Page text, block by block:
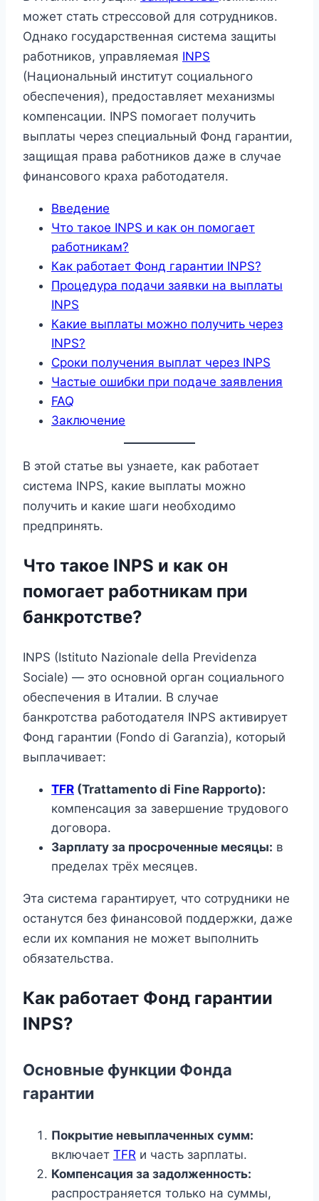
может стать стрессовой для сотрудников.
Однако государственная система защиты
работников, управляемая INPS
(Национальный институт социального
обеспечения), предоставляет механизмы
компенсации. INPS помогает получить
выплаты через специальный Фонд гарантии,
защищая права работников даже в случае
финансового краха работодателя.
Введение
Что такое INPS и как он помогает
работникам?
Как работает Фонд гарантии INPS?
Процедура подачи заявки на выплаты
INPS
Какие выплаты можно получить через
INPS?
Сроки получения выплат через INPS
Частые ошибки при подаче заявления
FAQ
Заключение
В этой статье вы узнаете, как работает
система INPS, какие выплаты можно
получить и какие шаги необходимо
предпринять.
Что такое INPS и как он
помогает работникам при
банкротстве?
INPS (Istituto Nazionale della Previdenza
Sociale) — это основной орган социального
обеспечения в Италии. В случае
банкротства работодателя INPS активирует
Фонд гарантии (Fondo di Garanzia), который
выплачивает:
TFR (Trattamento di Fine Rapporto):
компенсация за завершение трудового
договора.
Зарплату за просроченные месяцы: в
пределах трёх месяцев.
Эта система гарантирует, что сотрудники не
останутся без финансовой поддержки, даже
если их компания не может выполнить
обязательства.
Как работает Фонд гарантии
INPS?
Основные функции Фонда
гарантии
Покрытие невыплаченных сумм:
включает TFR и часть зарплаты.
Компенсация за задолженность:
распространяется только на суммы,